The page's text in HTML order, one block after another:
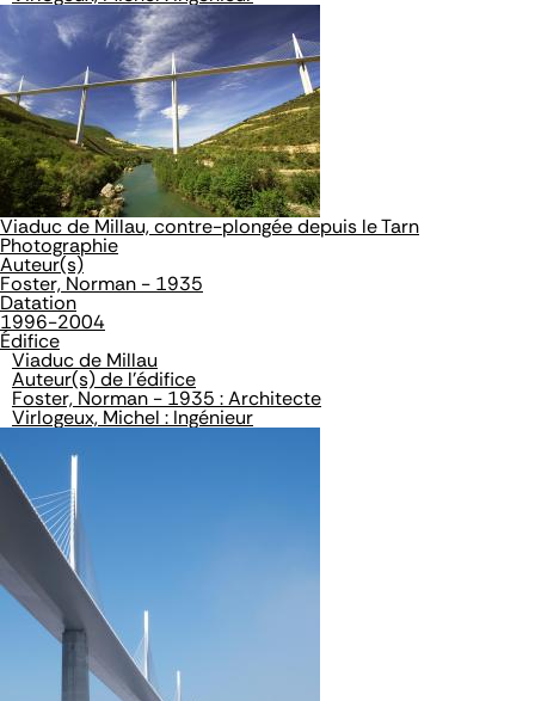
Viaduc de Millau, contre-plongée depuis le Tarn
Photographie
Auteur(s)
Foster, Norman - 1935
Datation
1996-2004
Édifice
Viaduc de Millau
Auteur(s) de l'édifice
Foster, Norman - 1935 : Architecte
Virlogeux, Michel : Ingénieur